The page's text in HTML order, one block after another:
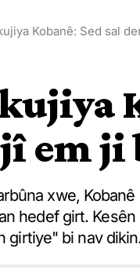
Kobanê: Sed sal
em
xwe,
hedef girt.
girtiye" bi nav